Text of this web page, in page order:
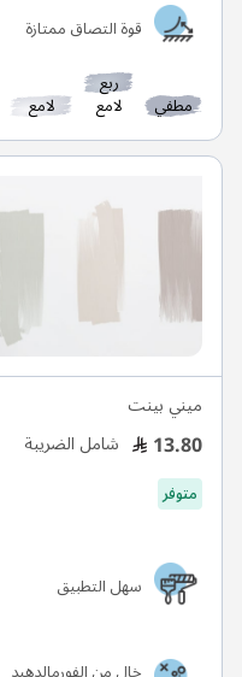
قوة التصاق ممتازة
مطفي
ربع
لامع لامع
ميني بينت
13.80 شامل الضريبة
متوفر
سهل التطبيق